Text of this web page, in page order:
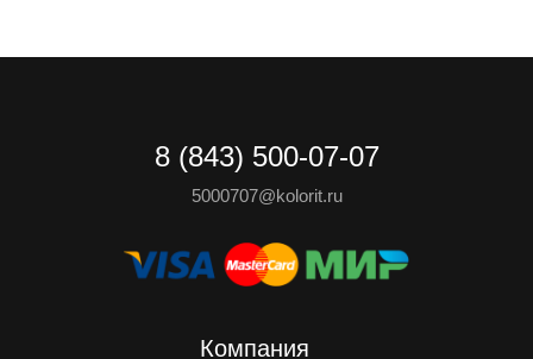
8 (843) 500-07-07
5000707@kolorit.ru
Компания